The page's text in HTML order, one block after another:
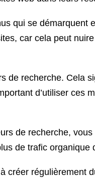
qui se démarquent
car cela peut
de recherche. Cela
d’utiliser ces
de recherche,
de trafic organique
créer régulièrement